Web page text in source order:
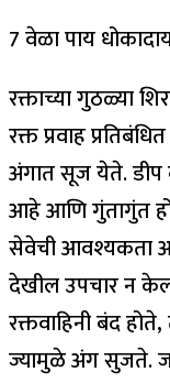
7 वेळा पाय
रक्ताच्या गुठळ्या
रक्त प्रवाह
अंगात सूज येते. डीप
आहे आणि गुंतागुंत
सेवेची आवश्यकता
देखील उपचार न
रक्तवाहिनी बंद
ज्यामुळे अंग सुजते.